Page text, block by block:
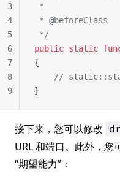
*
* @beforeClass
*/
public static
{
//
}
3
4
5
6
7
8
9
接下来，您可以修改
URL 和端口。此外，
“期望能力”：